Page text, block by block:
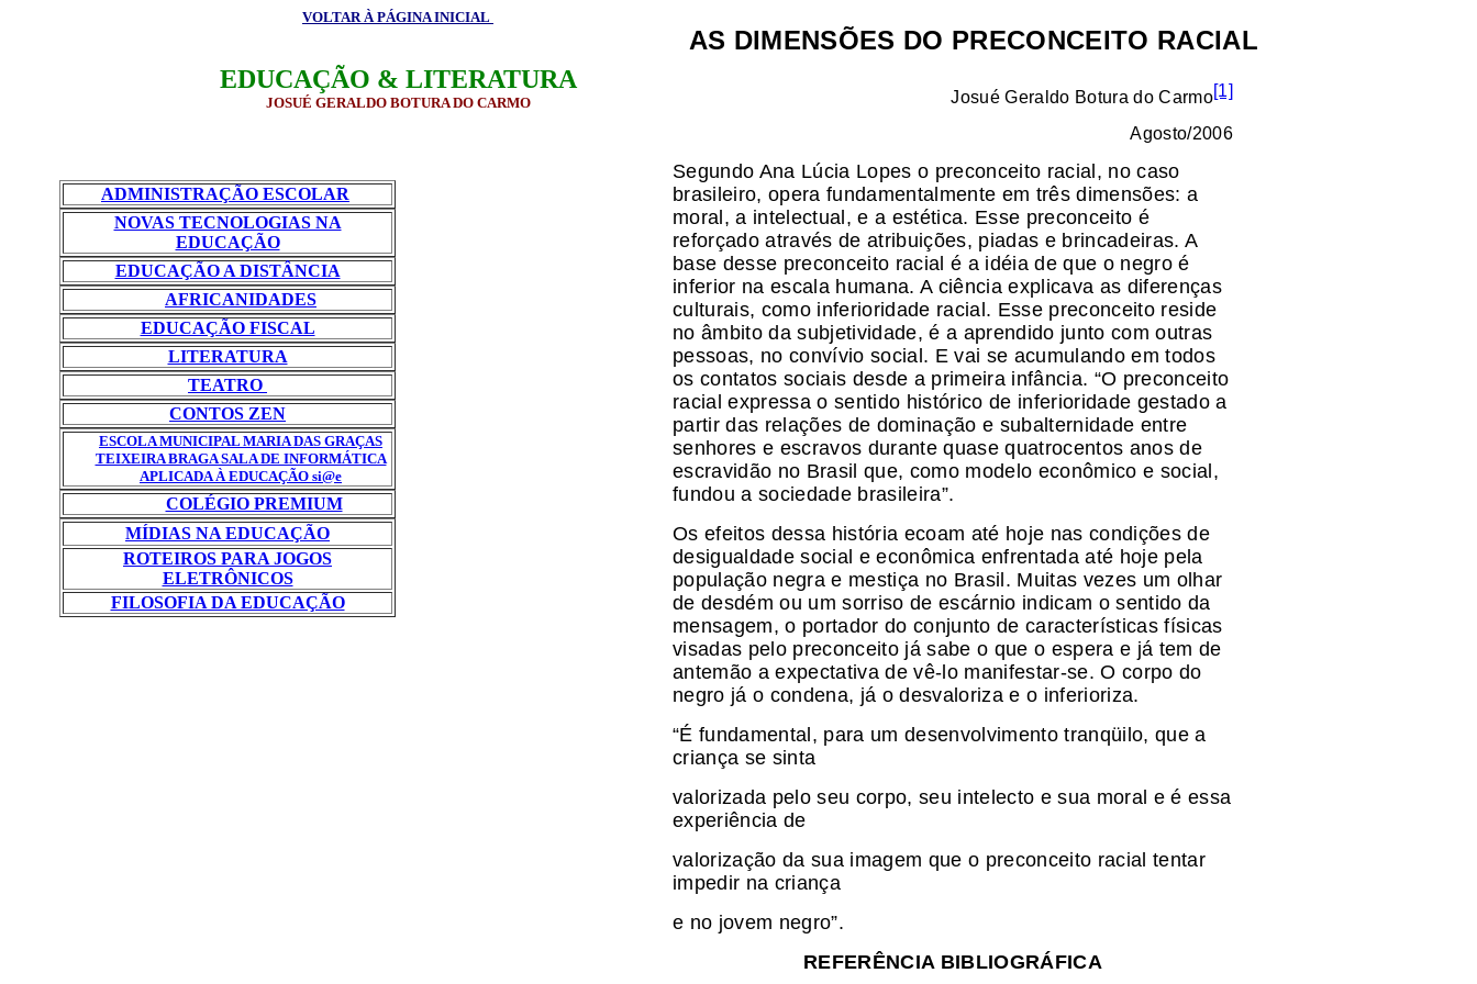
VOLTAR À PÁGINA INICIAL
AS DIMENSÕES DO PRECONCEITO RACIAL
EDUCAÇÃO & LITERATURA
JOSUÉ GERALDO BOTURA DO CARMO
ADMINISTRAÇÃO ESCOLAR
NOVAS TECNOLOGIAS NA
EDUCAÇÃO
EDUCAÇÃO A DISTÂNCIA
AFRICANIDADES
EDUCAÇÃO FISCAL
LITERATURA
TEATRO
CONTOS ZEN
ESCOLA MUNICIPAL MARIA DAS GRAÇAS
TEIXEIRA BRAGA SALA DE INFORMÁTICA
APLICADA À EDUCAÇÃO si@e
COLÉGIO PREMIUM
MÍDIAS NA EDUCAÇÃO
ROTEIROS PARA JOGOS
ELETRÔNICOS
FILOSOFIA DA EDUCAÇÃO
Josué Geraldo Botura do Carmo[1]
Agosto/2006
Segundo Ana Lúcia Lopes o preconceito racial, no caso
brasileiro, opera fundamentalmente em três dimensões: a
moral, a intelectual, e a estética. Esse preconceito é
reforçado através de atribuições, piadas e brincadeiras. A
base desse preconceito racial é a idéia de que o negro é
inferior na escala humana. A ciência explicava as diferenças
culturais, como inferioridade racial. Esse preconceito reside
no âmbito da subjetividade, é a aprendido junto com outras
pessoas, no convívio social. E vai se acumulando em todos
os contatos sociais desde a primeira infância. “O preconceito
racial expressa o sentido histórico de inferioridade gestado a
partir das relações de dominação e subalternidade entre
senhores e escravos durante quase quatrocentos anos de
escravidão no Brasil que, como modelo econômico e social,
fundou a sociedade brasileira”.
Os efeitos dessa história ecoam até hoje nas condições de
desigualdade social e econômica enfrentada até hoje pela
população negra e mestiça no Brasil. Muitas vezes um olhar
de desdém ou um sorriso de escárnio indicam o sentido da
mensagem, o portador do conjunto de características físicas
visadas pelo preconceito já sabe o que o espera e já tem de
antemão a expectativa de vê-lo manifestar-se. O corpo do
negro já o condena, já o desvaloriza e o inferioriza.
“É fundamental, para um desenvolvimento tranqüilo, que a
criança se sinta
valorizada pelo seu corpo, seu intelecto e sua moral e é essa
experiência de
valorização da sua imagem que o preconceito racial tentar
impedir na criança
e no jovem negro”.
REFERÊNCIA BIBLIOGRÁFICA